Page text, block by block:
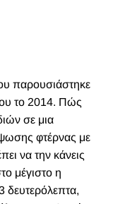
παρουσιάστηκε
το 2014. Πώς
σε μια
φτέρνας με
να την κάνεις
μέγιστο η
δευτερόλεπτα,